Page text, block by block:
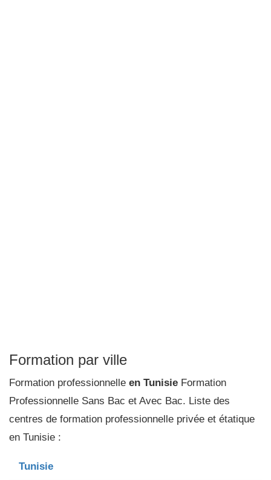
Formation par ville
Formation professionnelle en Tunisie Formation
Professionnelle Sans Bac et Avec Bac. Liste des
centres de formation professionnelle privée et étatique
en Tunisie :
Tunisie